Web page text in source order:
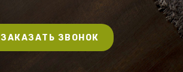
ЗАКАЗАТЬ ЗВОНОК